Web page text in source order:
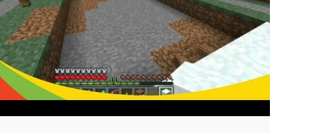
@D7OOMY_999